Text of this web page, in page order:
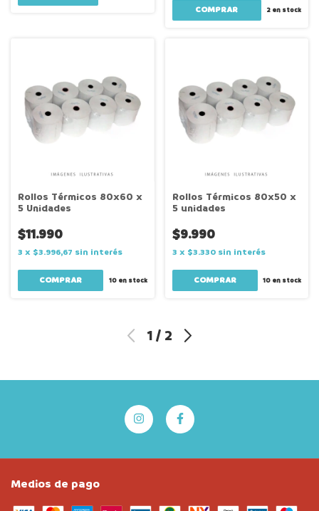
2 en stock
Rollos Térmicos 80x60 x
5 Unidades
$11.990
3 x $3.996,67 sin interés
10en stock
Rollos Térmicos 80x50 x
5 unidades
$9.990
3 x $3.330 sin interés
10 en stock
1/ 2
Medios de pago